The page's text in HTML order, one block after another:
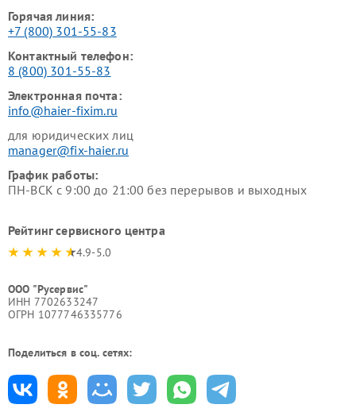
Горячая линия:
+7 (800) 301-55-83
Контактный телефон:
8 (800) 301-55-83
Электронная почта:
info@haier-fixim.ru
для юридических лиц
manager@fix-haier.ru
График работы:
ПН-ВСК с 9:00 до 21:00 без перерывов и выходных
Рейтинг сервисного центра
4.9-5.0
ООО "Русервис"
ИНН 7702633247
ОГРН 1077746335776
Поделиться в соц. сетях: